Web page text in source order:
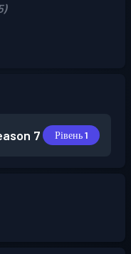
7 Рівень 1